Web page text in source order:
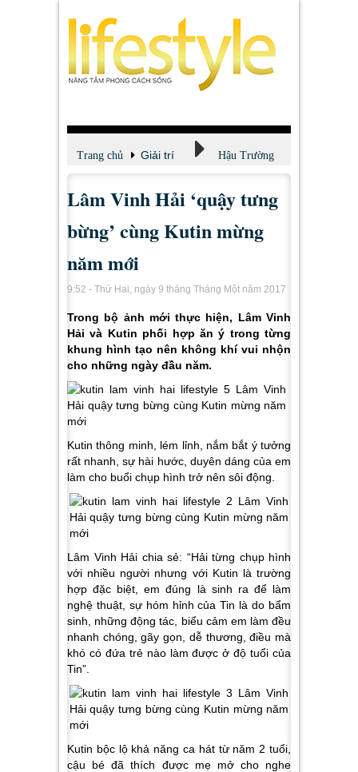
Trang chủ Giải trí Hậu Trường
Lâm Vinh Hải ‘quậy tưng
bừng’ cùng Kutin mừng
năm mới
9:52 - Thứ Hai, ngày 9 tháng Tháng Một năm 2017
Trong bộ ảnh mới thực hiện, Lâm Vinh
Hải và Kutin phối hợp ăn ý trong từng
khung hình tạo nên không khí vui nhộn
cho những ngày đầu năm.
Kutin thông minh, lém lỉnh, nắm bắt ý tưởng
rất nhanh, sự hài hước, duyên dáng của em
làm cho buổi chụp hình trở nên sôi động.
Lâm Vinh Hải chia sẻ: “Hải từng chụp hình
với nhiều người nhưng với Kutin là trường
hợp đặc biệt, em đúng là sinh ra để làm
nghệ thuật, sự hóm hỉnh của Tin là do bẩm
sinh, những động tác, biểu cảm em làm đều
nhanh chóng, gãy gọn, dễ thương, điều mà
khó có đứa trẻ nào làm được ở độ tuổi của
Tin”.
Kutin bộc lộ khả năng ca hát từ năm 2 tuổi,
cậu bé đã thích được mẹ mở cho nghe